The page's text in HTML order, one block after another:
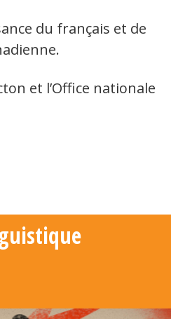
du français et de
et l’Office nationale